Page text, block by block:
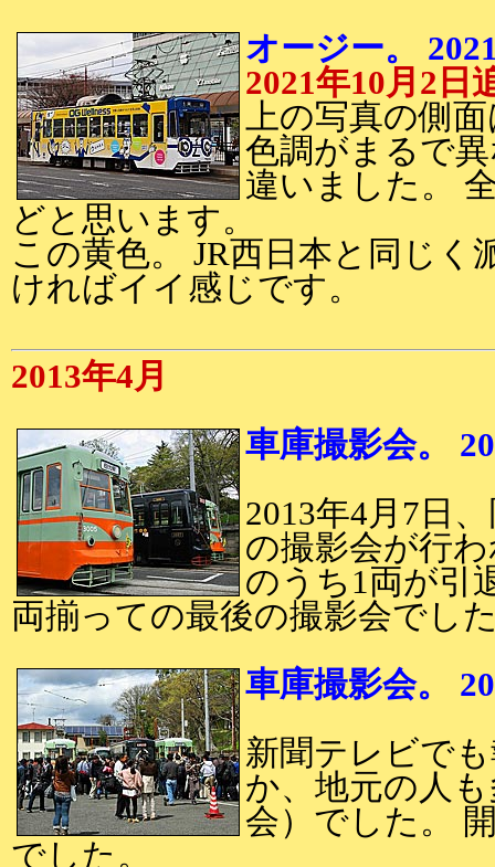
オージー。
2021年10月2日
上の写真の側
色調がまるで
違いました。
どと思います。
この黄色。 JR西日本と同じく
ければイイ感じです。
2013年4月
車庫撮影会。
2013年4月7日
の撮影会が行
のうち1両が引
両揃っての最後の撮影会でし
車庫撮影会。
新聞テレビで
か、地元の人
会）でした。
でした。